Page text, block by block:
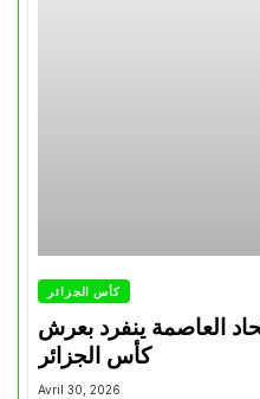
كأس الجزائر
العاصمة ينفرد بعرش
كأس الجزائر
Avril 30, 2026